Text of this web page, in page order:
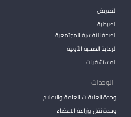
التمريض
الصيدلية
الصحة النفسية المجتمعية
الرعاية الصحية الأولية
المستشفيات
الوحدات
وحدة العلاقات العامة والاعلام
وحدة نقل وزراعة الاعضاء